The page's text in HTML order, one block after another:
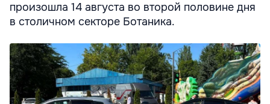
произошла 14 августа во второй половине дня
в столичном секторе Ботаника.